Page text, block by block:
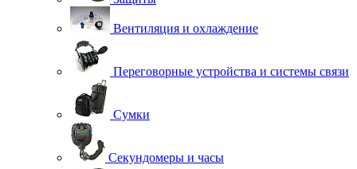
Вентиляция и охлаждение
Переговорные устройства и системы связи
Сумки
Секундомеры и часы